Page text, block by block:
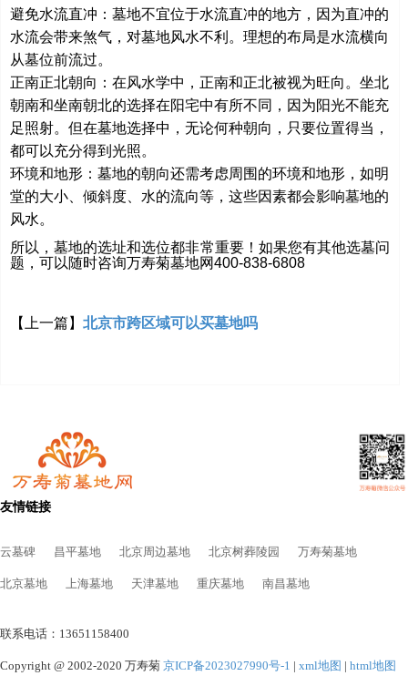
避免水流直冲：墓地不宜位于水流直冲的地方，因为直冲的
水流会带来煞气，对墓地风水不利。理想的布局是水流横向
从墓位前流过。
正南正北朝向：在风水学中，正南和正北被视为旺向。坐北
朝南和坐南朝北的选择在阳宅中有所不同，因为阳光不能充
足照射。但在墓地选择中，无论何种朝向，只要位置得当，
都可以充分得到光照。
环境和地形：墓地的朝向还需考虑周围的环境和地形，如明
堂的大小、倾斜度、水的流向等，这些因素都会影响墓地的
风水。
所以，墓地的选址和选位都非常重要！如果您有其他选墓问
题，可以随时咨询万寿菊墓地网400-838-6808
【上一篇】 北京市跨区域可以买墓地吗
友情链接
云墓碑 昌平墓地 北京周边墓地 北京树葬陵园 万寿菊墓地
北京墓地 上海墓地 天津墓地 重庆墓地 南昌墓地
联系电话：13651158400
Copyright @ 2002-2020 万寿菊 京ICP备2023027990号-1 xml地图 html地图